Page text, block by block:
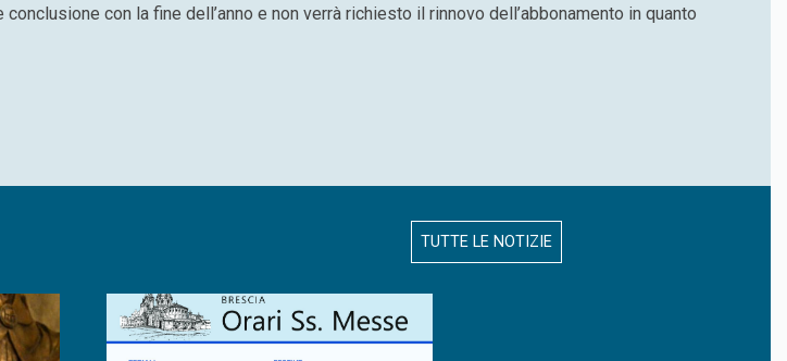
con la fine dell’anno e non verrà richiesto il rinnovo dell’abbonamento in quanto
TUTTE LE NOTIZIE